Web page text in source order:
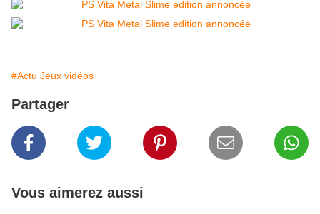
#Actu Jeux vidéos
Partager
Vous aimerez aussi